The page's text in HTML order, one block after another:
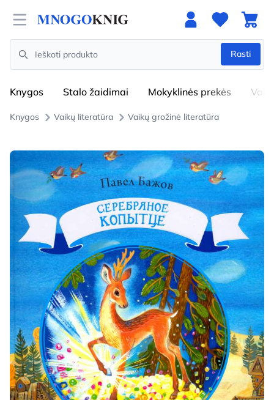
Open menu
Search
Rasti
Knygos Stalo žaidimai Mokyklinės prekės
Knygos Vaikų literatūra Vaikų grožinė literatūra